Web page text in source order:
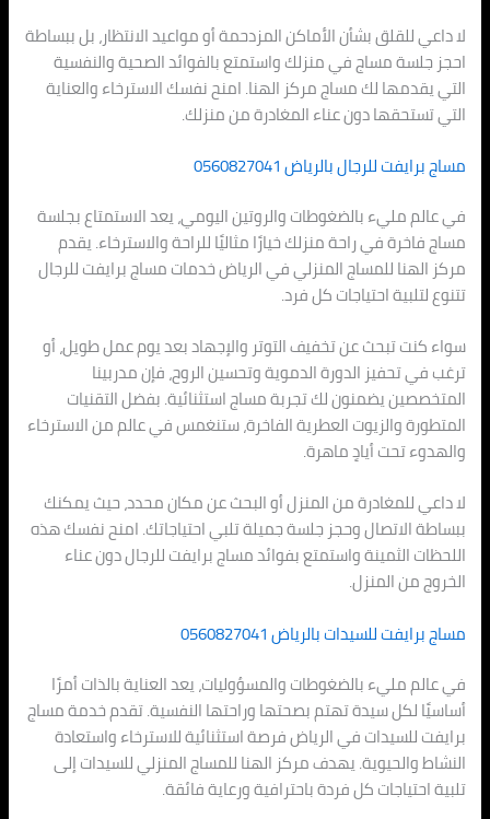
لا داعي للقلق بشأن الأماكن المزدحمة أو مواعيد الانتظار، بل ببساطة
احجز جلسة مساج في منزلك واستمتع بالفوائد الصحية والنفسية
التي يقدمها لك مساج مركز الهنا. امنح نفسك الاسترخاء والعناية
التي تستحقها دون عناء المغادرة من منزلك.
مساج برايفت للرجال بالرياض 0560827041
في عالم مليء بالضغوطات والروتين اليومي، يعد الاستمتاع بجلسة
مساج فاخرة في راحة منزلك خيارًا مثاليًا للراحة والاسترخاء. يقدم
مركز الهنا للمساج المنزلي في الرياض خدمات مساج برايفت للرجال
تتنوع لتلبية احتياجات كل فرد.
سواء كنت تبحث عن تخفيف التوتر والإجهاد بعد يوم عمل طويل، أو
ترغب في تحفيز الدورة الدموية وتحسين الروح، فإن مدربينا
المتخصصين يضمنون لك تجربة مساج استثنائية. بفضل التقنيات
المتطورة والزيوت العطرية الفاخرة، ستنغمس في عالم من الاسترخاء
والهدوء تحت أيادٍ ماهرة.
لا داعي للمغادرة من المنزل أو البحث عن مكان محدد، حيث يمكنك
ببساطة الاتصال وحجز جلسة جميلة تلبي احتياجاتك. امنح نفسك هذه
اللحظات الثمينة واستمتع بفوائد مساج برايفت للرجال دون عناء
الخروج من المنزل.
مساج برايفت للسيدات بالرياض 0560827041
في عالم مليء بالضغوطات والمسؤوليات، يعد العناية بالذات أمرًا
أساسيًا لكل سيدة تهتم بصحتها وراحتها النفسية. تقدم خدمة مساج
برايفت للسيدات في الرياض فرصة استثنائية للاسترخاء واستعادة
النشاط والحيوية. يهدف مركز الهنا للمساج المنزلي للسيدات إلى
تلبية احتياجات كل فردة باحترافية ورعاية فائقة.